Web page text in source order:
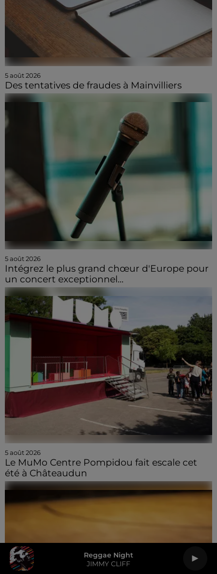
Reggae Night
JIMMY CLIFF
5 août 2026
Des tentatives de fraudes à Mainvilliers
5 août 2026
Intégrez le plus grand chœur d'Europe pour
un concert exceptionnel...
5 août 2026
Le MuMo Centre Pompidou fait escale cet
été à Châteaudun